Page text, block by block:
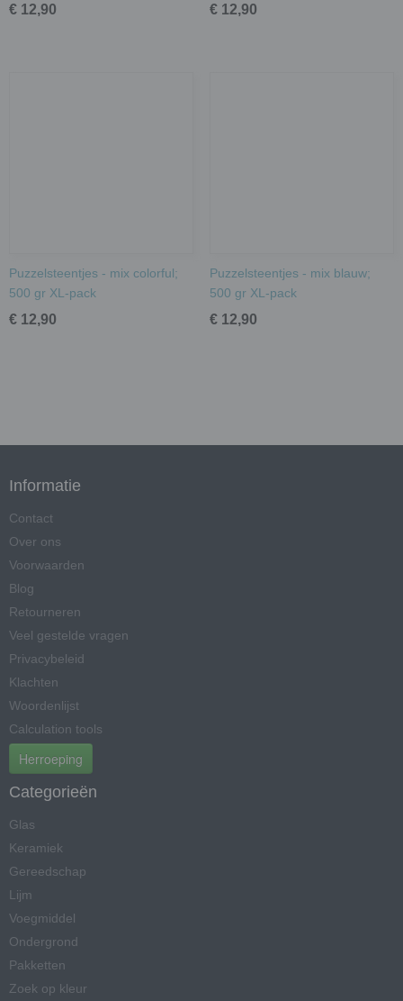
€ 12,90 € 12,90
Puzzelsteentjes - mix colorful;
500 gr XL-pack
€ 12,90
Puzzelsteentjes - mix blauw;
500 gr XL-pack
€ 12,90
Informatie
Contact
Over ons
Voorwaarden
Blog
Retourneren
Veel gestelde vragen
Privacybeleid
Klachten
Woordenlijst
Calculation tools
Herroeping
Categorieën
Glas
Keramiek
Gereedschap
Lijm
Voegmiddel
Ondergrond
Pakketten
Zoek op kleur